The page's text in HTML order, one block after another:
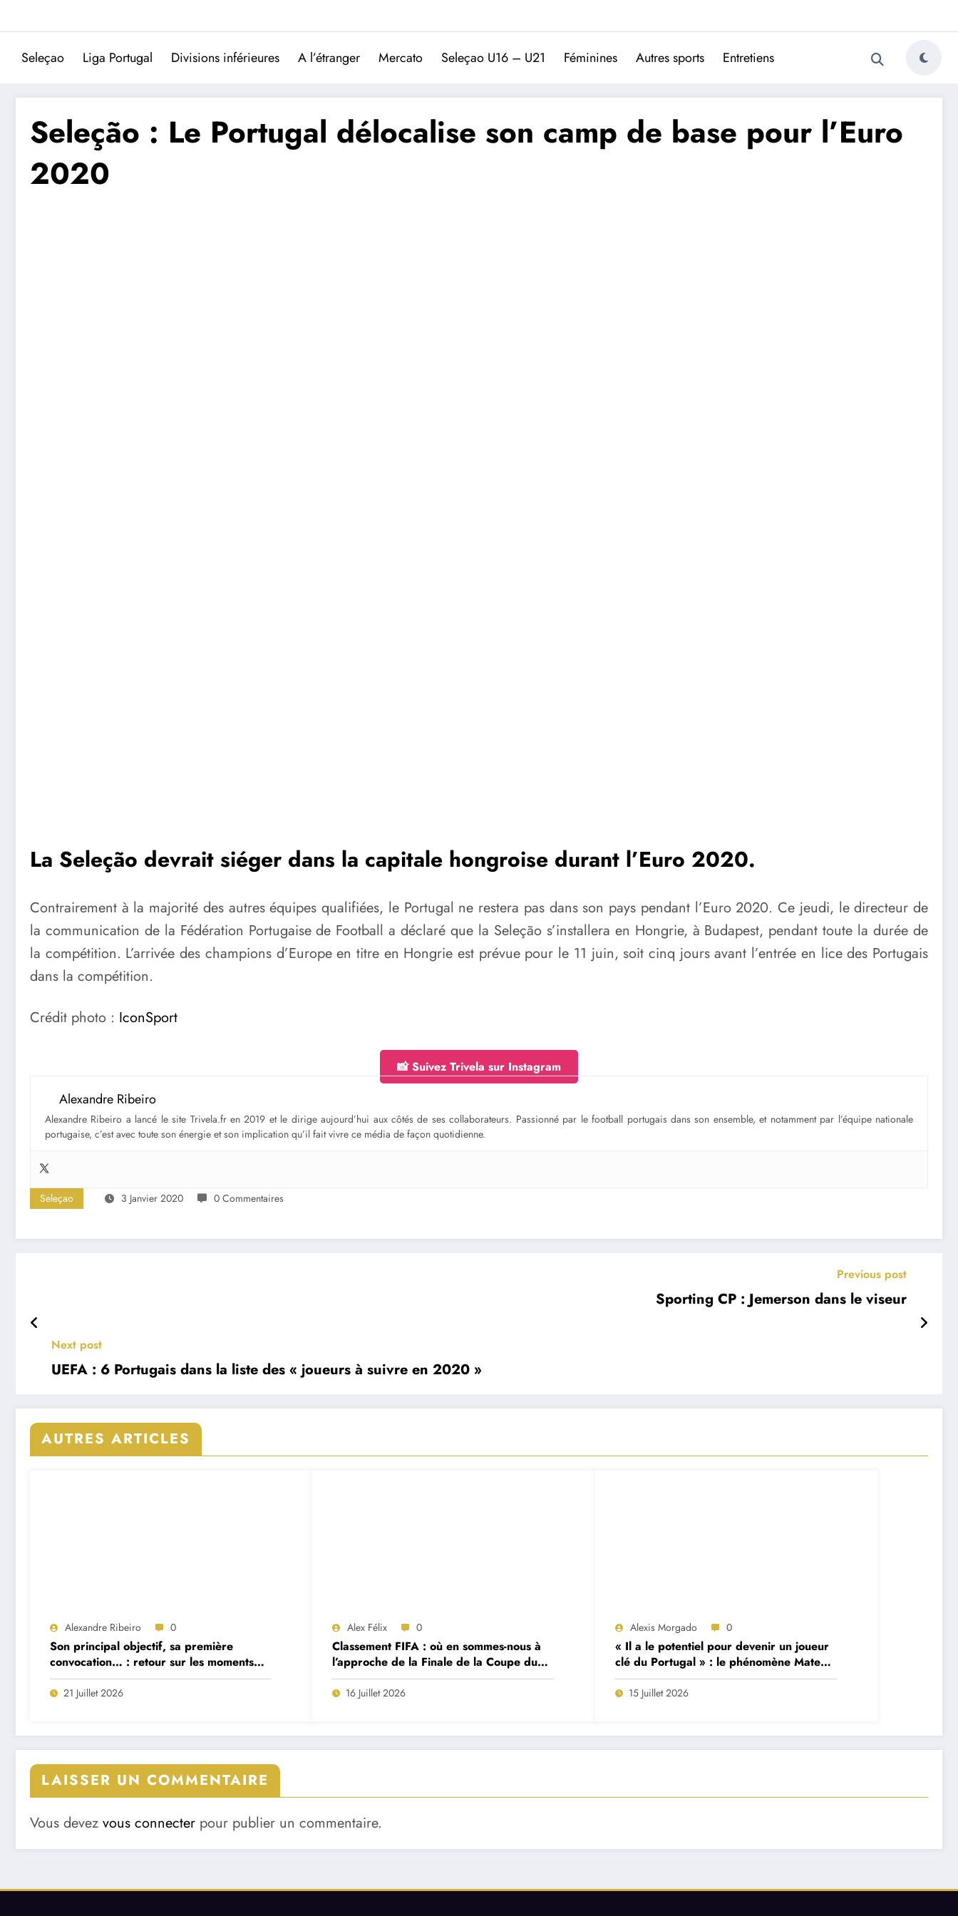
Trivela
L'actualité du football portugais
Seleçao Liga Portugal Divisions inférieures A l’étranger Mercato Seleçao U16 – U21 Féminines Autres sports Entretiens
Seleção : Le Portugal délocalise son camp de base pour l’Euro
2020
La Seleção devrait siéger dans la capitale hongroise durant l’Euro 2020.
Contrairement à la majorité des autres équipes qualifiées, le Portugal ne restera pas dans son pays pendant l’Euro 2020. Ce jeudi, le directeur de
la communication de la Fédération Portugaise de Football a déclaré que la Seleção s’installera en Hongrie, à Budapest, pendant toute la durée de
la compétition. L’arrivée des champions d’Europe en titre en Hongrie est prévue pour le 11 juin, soit cinq jours avant l’entrée en lice des Portugais
dans la compétition.
Crédit photo : IconSport
📸 Suivez Trivela sur Instagram
Alexandre Ribeiro
Alexandre Ribeiro a lancé le site Trivela.fr en 2019 et le dirige aujourd’hui aux côtés de ses collaborateurs. Passionné par le football portugais dans son ensemble, et notamment par l’équipe nationale
portugaise, c’est avec toute son énergie et son implication qu’il fait vivre ce média de façon quotidienne.
Seleçao 3 Janvier 2020 0 Commentaires
Previous post
Sporting CP : Jemerson dans le viseur
Next post
UEFA : 6 Portugais dans la liste des « joueurs à suivre en 2020 »
AUTRES ARTICLES
Alexandre Ribeiro 0
Son principal objectif, sa première
convocation… : retour sur les moments
forts de la première interview du
sélectionneur portugais Jorge Jesus
21 Juillet 2026
Alex Félix 0
Classement FIFA : où en sommes-nous à
l’approche de la Finale de la Coupe du
Monde 2026 ?
16 Juillet 2026
Alexis Morgado 0
« Il a le potentiel pour devenir un joueur
clé du Portugal » : le phénomène Mateus
Fernandes décrit par son ancien
formateur
15 Juillet 2026
LAISSER UN COMMENTAIRE
Vous devez vous connecter pour publier un commentaire.